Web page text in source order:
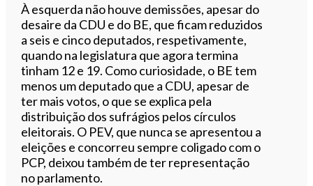
À esquerda não houve demissões, apesar do
desaire da CDU e do BE, que ficam reduzidos
a seis e cinco deputados, respetivamente,
quando na legislatura que agora termina
tinham 12 e 19. Como curiosidade, o BE tem
menos um deputado que a CDU, apesar de
ter mais votos, o que se explica pela
distribuição dos sufrágios pelos círculos
eleitorais. O PEV, que nunca se apresentou a
eleições e concorreu sempre coligado com o
PCP, deixou também de ter representação
no parlamento.